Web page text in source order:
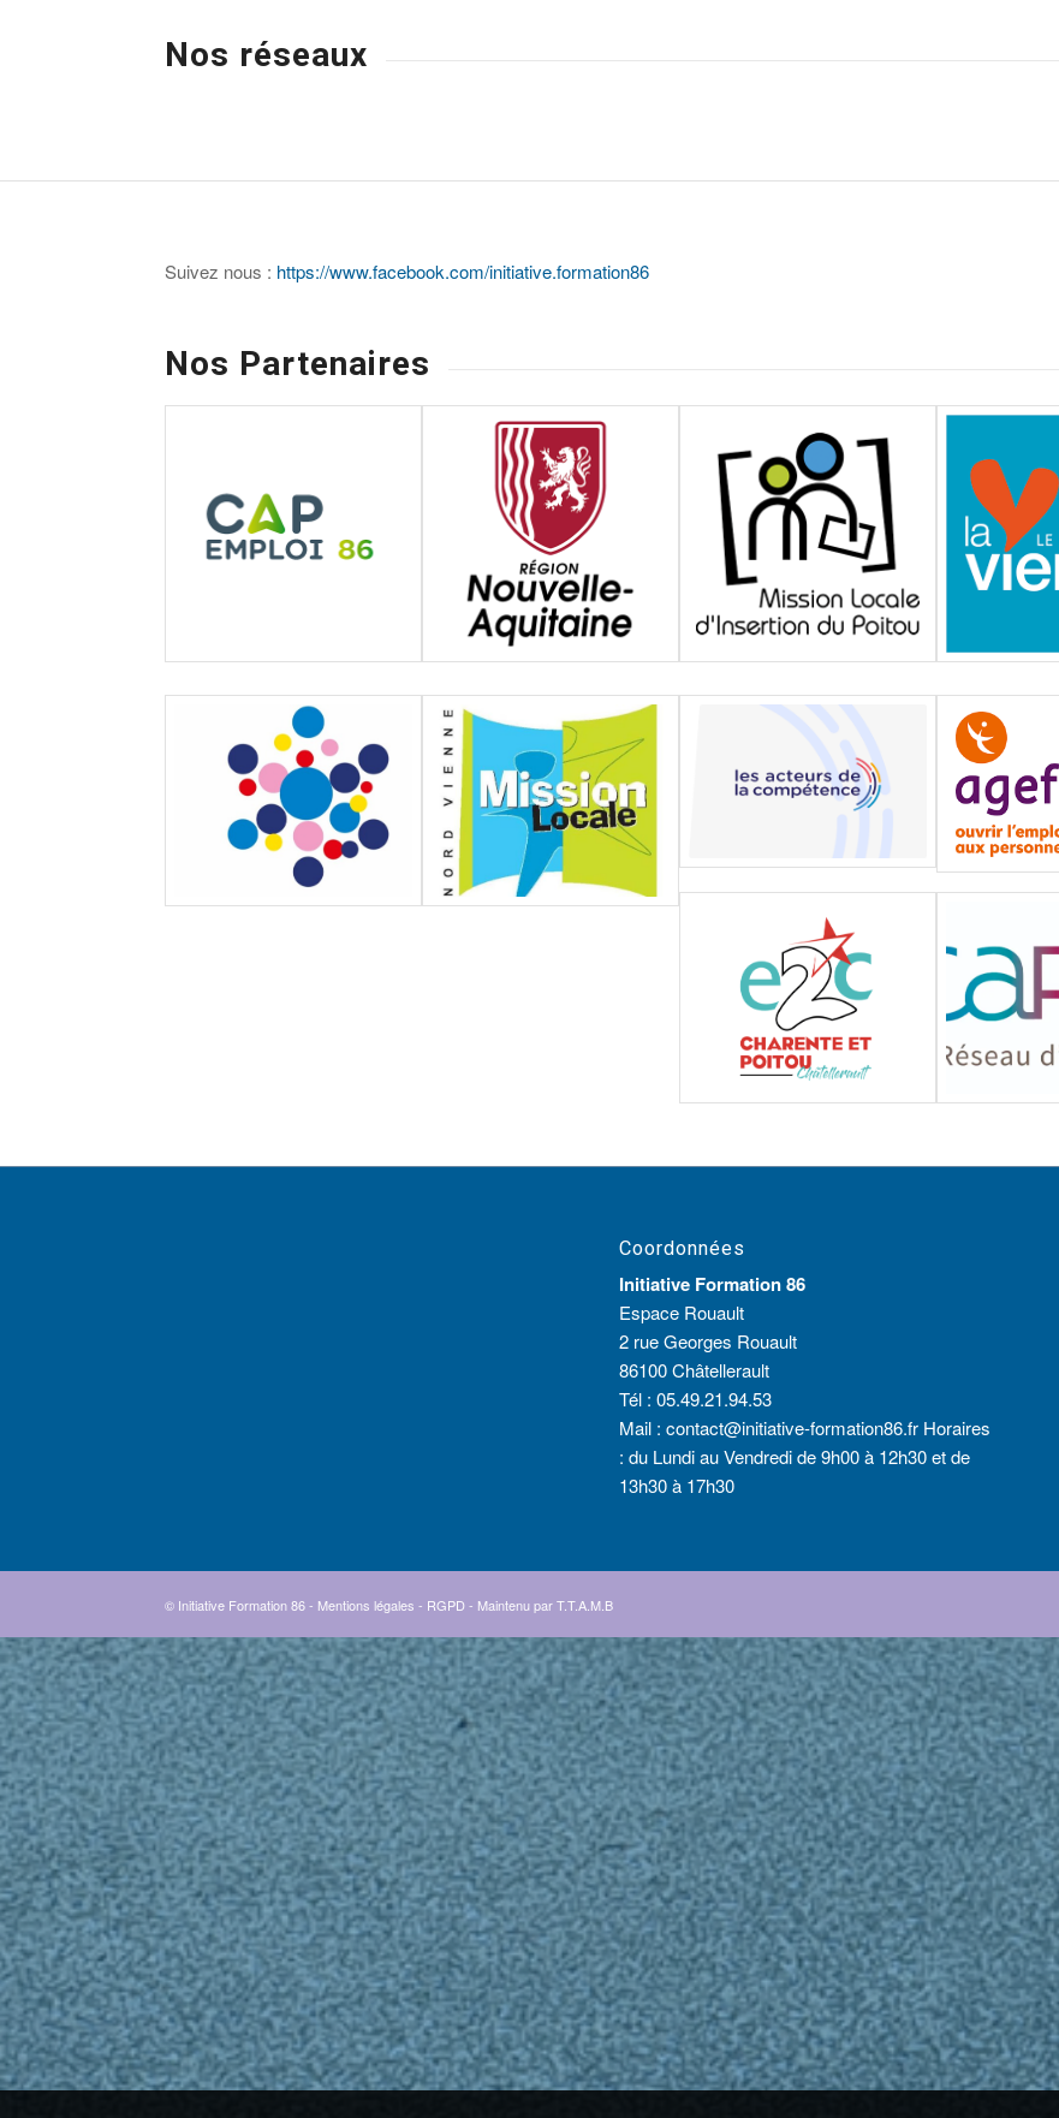
Nos réseaux
Suivez nous : https://www.facebook.com/initiative.formation86
Nos Partenaires
Coordonnées
Initiative Formation 86
Espace Rouault
2 rue Georges Rouault
86100 Châtellerault
Tél :05.49.21.94.53
Mail :contact@initiative-formation86.fr Horaires
: du Lundi au Vendredi de 9h00 à 12h30 et de
13h30 à 17h30
© Initiative Formation 86 - Mentions légales - RGPD- Maintenu parT.T.A.M.B